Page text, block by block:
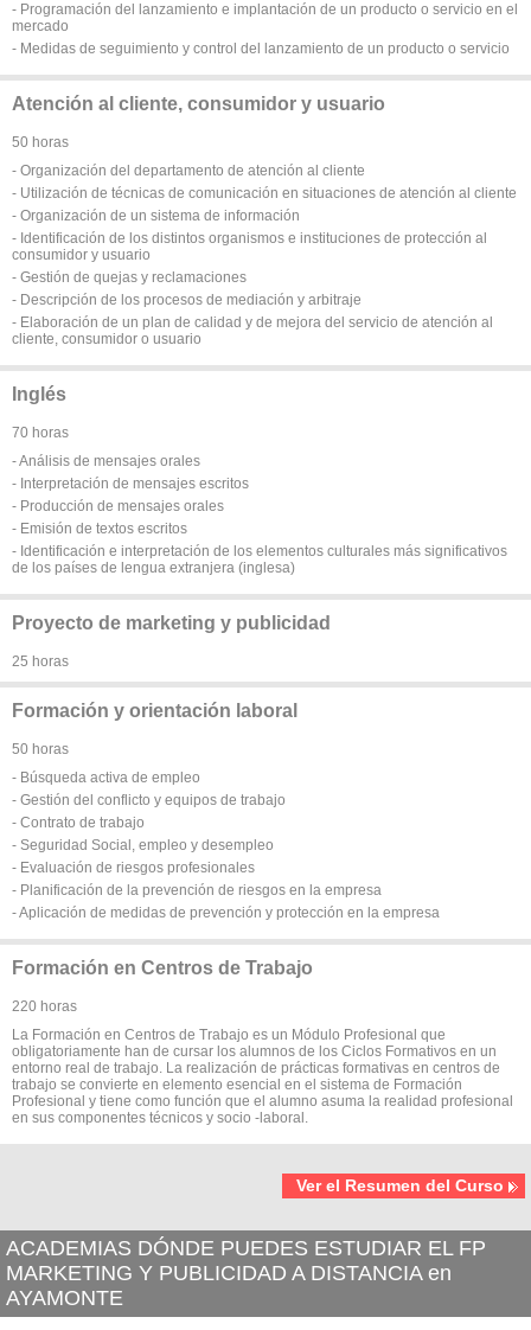
- Programación del lanzamiento e implantación de un producto o servicio en el
mercado
- Medidas de seguimiento y control del lanzamiento de un producto o servicio
Atención al cliente, consumidor y usuario
50 horas
- Organización del departamento de atención al cliente
- Utilización de técnicas de comunicación en situaciones de atención al cliente
- Organización de un sistema de información
- Identificación de los distintos organismos e instituciones de protección al
consumidor y usuario
- Gestión de quejas y reclamaciones
- Descripción de los procesos de mediación y arbitraje
- Elaboración de un plan de calidad y de mejora del servicio de atención al
cliente, consumidor o usuario
Inglés
70 horas
- Análisis de mensajes orales
- Interpretación de mensajes escritos
- Producción de mensajes orales
- Emisión de textos escritos
- Identificación e interpretación de los elementos culturales más significativos
de los países de lengua extranjera (inglesa)
Proyecto de marketing y publicidad
25 horas
Formación y orientación laboral
50 horas
- Búsqueda activa de empleo
- Gestión del conflicto y equipos de trabajo
- Contrato de trabajo
- Seguridad Social, empleo y desempleo
- Evaluación de riesgos profesionales
- Planificación de la prevención de riesgos en la empresa
- Aplicación de medidas de prevención y protección en la empresa
Formación en Centros de Trabajo
220 horas
La Formación en Centros de Trabajo es un Módulo Profesional que
obligatoriamente han de cursar los alumnos de los Ciclos Formativos en un
entorno real de trabajo. La realización de prácticas formativas en centros de
trabajo se convierte en elemento esencial en el sistema de Formación
Profesional y tiene como función que el alumno asuma la realidad profesional
en sus componentes técnicos y socio -laboral.
Ver el Resumen del Curso
ACADEMIAS DÓNDE PUEDES ESTUDIAR EL FP
MARKETING Y PUBLICIDAD A DISTANCIA en
AYAMONTE